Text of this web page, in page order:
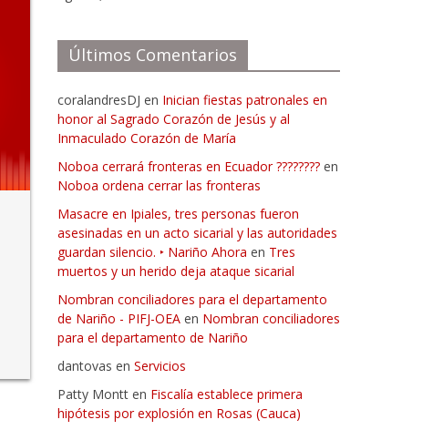
Últimos Comentarios
coralandresDJ en Inician fiestas patronales en
honor al Sagrado Corazón de Jesús y al
Inmaculado Corazón de María
Noboa cerrará fronteras en Ecuador ???????? en
Noboa ordena cerrar las fronteras
Masacre en Ipiales, tres personas fueron
asesinadas en un acto sicarial y las autoridades
guardan silencio. ‣ Nariño Ahora en Tres
muertos y un herido deja ataque sicarial
Nombran conciliadores para el departamento
de Nariño - PIFJ-OEA en Nombran conciliadores
para el departamento de Nariño
dantovas en Servicios
Patty Montt en Fiscalía establece primera
hipótesis por explosión en Rosas (Cauca)